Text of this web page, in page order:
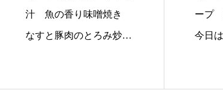
汁 魚の香り味噌焼き
なすと豚肉のとろみ炒
ープ
今日